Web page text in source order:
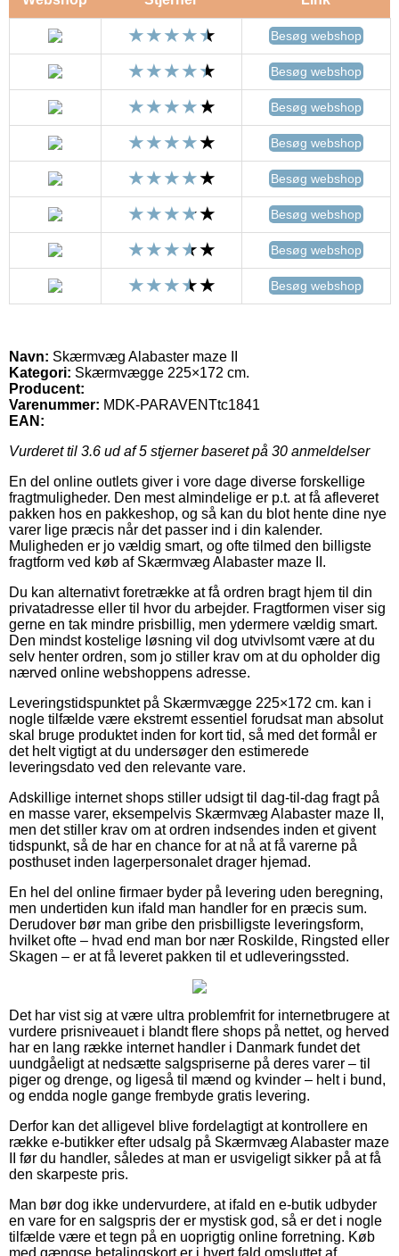
Besøg webshop
Besøg webshop
Besøg webshop
Besøg webshop
Besøg webshop
Besøg webshop
Besøg webshop
Besøg webshop
Navn: Skærmvæg Alabaster maze II
Kategori: Skærmvægge 225×172 cm.
Producent:
Varenummer: MDK-PARAVENTtc1841
EAN:
Vurderet til 3.6 ud af 5 stjerner baseret på 30 anmeldelser
En del online outlets giver i vore dage diverse forskellige
fragtmuligheder. Den mest almindelige er p.t. at få afleveret
pakken hos en pakkeshop, og så kan du blot hente dine nye
varer lige præcis når det passer ind i din kalender.
Muligheden er jo vældig smart, og ofte tilmed den billigste
fragtform ved køb af Skærmvæg Alabaster maze II.
Du kan alternativt foretrække at få ordren bragt hjem til din
privatadresse eller til hvor du arbejder. Fragtformen viser sig
gerne en tak mindre prisbillig, men ydermere vældig smart.
Den mindst kostelige løsning vil dog utvivlsomt være at du
selv henter ordren, som jo stiller krav om at du opholder dig
nærved online webshoppens adresse.
Leveringstidspunktet på Skærmvægge 225×172 cm. kan i
nogle tilfælde være ekstremt essentiel forudsat man absolut
skal bruge produktet inden for kort tid, så med det formål er
det helt vigtigt at du undersøger den estimerede
leveringsdato ved den relevante vare.
Adskillige internet shops stiller udsigt til dag-til-dag fragt på
en masse varer, eksempelvis Skærmvæg Alabaster maze II,
men det stiller krav om at ordren indsendes inden et givent
tidspunkt, så de har en chance for at nå at få varerne på
posthuset inden lagerpersonalet drager hjemad.
En hel del online firmaer byder på levering uden beregning,
men undertiden kun ifald man handler for en præcis sum.
Derudover bør man gribe den prisbilligste leveringsform,
hvilket ofte – hvad end man bor nær Roskilde, Ringsted eller
Skagen – er at få leveret pakken til et udleveringssted.
Det har vist sig at være ultra problemfrit for internetbrugere at
vurdere prisniveauet i blandt flere shops på nettet, og herved
har en lang række internet handler i Danmark fundet det
uundgåeligt at nedsætte salgspriserne på deres varer – til
piger og drenge, og ligeså til mænd og kvinder – helt i bund,
og endda nogle gange frembyde gratis levering.
Derfor kan det alligevel blive fordelagtigt at kontrollere en
række e-butikker efter udsalg på Skærmvæg Alabaster maze
II før du handler, således at man er usvigeligt sikker på at få
den skarpeste pris.
Man bør dog ikke undervurdere, at ifald en e-butik udbyder
en vare for en salgspris der er mystisk god, så er det i nogle
tilfælde være et tegn på en uoprigtig online forretning. Køb
med gængse betalingskort er i hvert fald omsluttet af